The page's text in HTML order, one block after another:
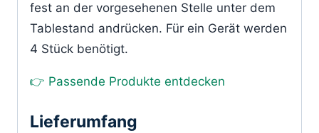
fest an der vorgesehenen Stelle unter dem
Tablestand andrücken. Für ein Gerät werden
4 Stück benötigt.
👉 Passende Produkte entdecken
Lieferumfang